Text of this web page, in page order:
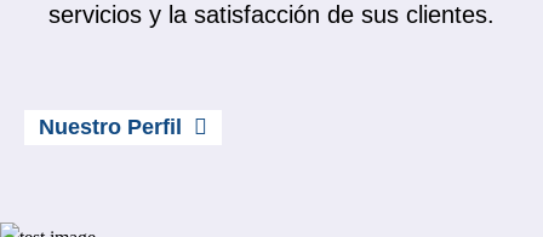
servicios y la satisfacción de sus clientes.
Nuestro Perfil